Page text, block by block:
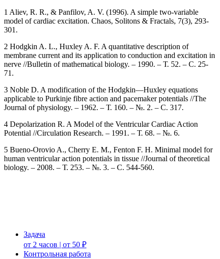
1 Aliev, R. R., & Panfilov, A. V. (1996). A simple two-variable
model of cardiac excitation. Chaos, Solitons & Fractals, 7(3), 293-
301.
2 Hodgkin A. L., Huxley A. F. A quantitative description of
membrane current and its application to conduction and excitation in
nerve //Bulletin of mathematical biology. – 1990. – Т. 52. – С. 25-
71.
3 Noble D. A modification of the Hodgkin—Huxley equations
applicable to Purkinje fibre action and pacemaker potentials //The
Journal of physiology. – 1962. – Т. 160. – №. 2. – С. 317.
4 Depolarization R. A Model of the Ventricular Cardiac Action
Potential //Circulation Research. – 1991. – Т. 68. – №. 6.
5 Bueno-Orovio A., Cherry E. M., Fenton F. H. Minimal model for
human ventricular action potentials in tissue //Journal of theoretical
biology. – 2008. – Т. 253. – №. 3. – С. 544-560.
Задача
от 2 часов | от 50 ₽
Контрольная работа